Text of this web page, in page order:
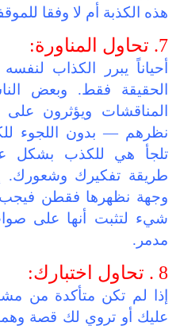
هذه الكذبة أم لا وفقا
7. تحاول المناورة:
أحياناً يبرر الكذاب
الحقيقة فقط. وبعض
المناقشات ويؤثرون
نظرهم — بدون اللجوء
تلجأ هي للكذب بشكل
طريقة تفكيرك وشعورك.
وجهة نظهرها فقطن فيجب
شيء لتثبت أنها على
مدمر.
8 . تحاول اختبارك:
إذا لم تكن متأكدة من
عليك أو تروي لك قصة